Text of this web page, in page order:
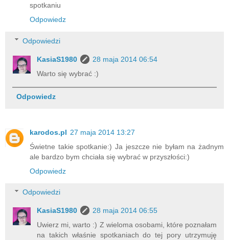
spotkaniu
Odpowiedz
Odpowiedzi
KasiaS1980
28 maja 2014 06:54
Warto się wybrać :)
Odpowiedz
karodos.pl 27 maja 2014 13:27
Świetne takie spotkanie:) Ja jeszcze nie byłam na żadnym
ale bardzo bym chciała się wybrać w przyszłości:)
Odpowiedz
Odpowiedzi
KasiaS1980
28 maja 2014 06:55
Uwierz mi, warto :) Z wieloma osobami, które poznałam
na takich właśnie spotkaniach do tej pory utrzymuję